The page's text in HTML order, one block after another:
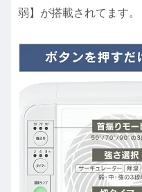
弱】が搭載されてます。